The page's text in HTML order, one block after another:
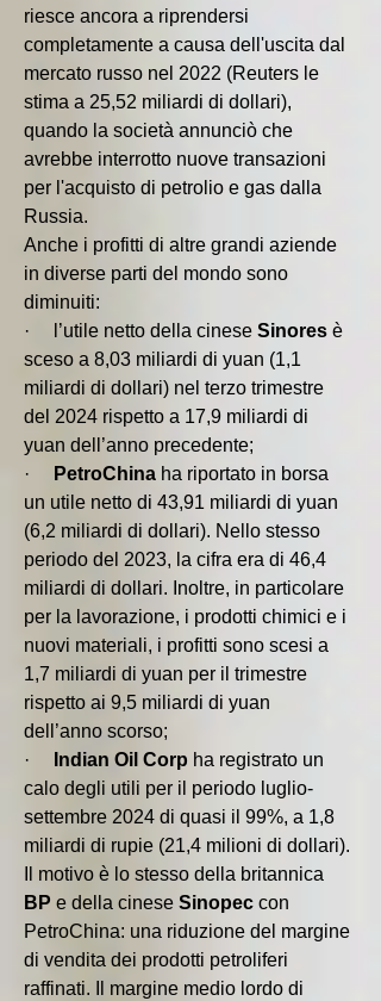
riesce ancora a riprendersi
completamente a causa dell'uscita dal
mercato russo nel 2022 (Reuters le
stima a 25,52 miliardi di dollari),
quando la società annunciò che
avrebbe interrotto nuove transazioni
per l'acquisto di petrolio e gas dalla
Russia.
Anche i profitti di altre grandi aziende
in diverse parti del mondo sono
diminuiti:
·     l’utile netto della cinese Sinores è
sceso a 8,03 miliardi di yuan (1,1
miliardi di dollari) nel terzo trimestre
del 2024 rispetto a 17,9 miliardi di
yuan dell’anno precedente;
·
PetroChina ha riportato in borsa
un utile netto di 43,91 miliardi di yuan
(6,2 miliardi di dollari). Nello stesso
periodo del 2023, la cifra era di 46,4
miliardi di dollari. Inoltre, in particolare
per la lavorazione, i prodotti chimici e i
nuovi materiali, i profitti sono scesi a
1,7 miliardi di yuan per il trimestre
rispetto ai 9,5 miliardi di yuan
dell’anno scorso;
·
Indian Oil Corp ha registrato un
calo degli utili per il periodo luglio-
settembre 2024 di quasi il 99%, a 1,8
miliardi di rupie (21,4 milioni di dollari).
Il motivo è lo stesso della britannica
BP e della cinese Sinopec con
PetroChina: una riduzione del margine
di vendita dei prodotti petroliferi
raffinati. Il margine medio lordo di